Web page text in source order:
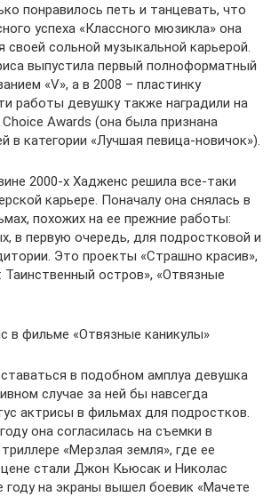
понравилось петь и танцевать, что
успеха «Классного мюзикла» она
своей сольной музыкальной карьерой.
выпустила первый полноформатный
«V», а в 2008 – пластинку
работы девушку также наградили на
Awards (она была признана
в категории «Лучшая певица-новичок»).
2000-х Хадженс решила все-таки
карьере. Поначалу она снялась в
похожих на ее прежние работы:
в первую очередь, для подростковой и
Это проекты «Страшно красив»,
Таинственный остров», «Отвязные
в фильме «Отвязные каникулы»
в подобном амплуа девушка
случае за ней бы навсегда
актрисы в фильмах для подростков.
она согласилась на съемки в
«Мерзлая земля», где ее
стали Джон Кьюсак и Николас
на экраны вышел боевик «Мачете